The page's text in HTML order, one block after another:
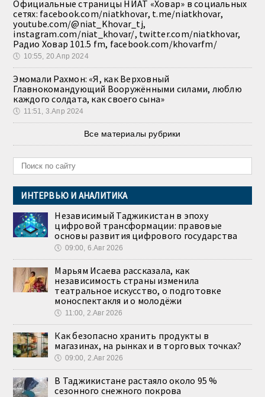
Официальные страницы НИАТ «Ховар» в социальных
сетях: facebook.com/niatkhovar, t.me/niatkhovar,
youtube.com/@niat_Khovar_tj,
instagram.com/niat_khovar/, twitter.com/niatkhovar,
Радио Ховар 101.5 fm, facebook.com/khovarfm/
🕔 10:55, 20.Апр 2024
Эмомали Рахмон: «Я, как Верховный
Главнокомандующий Вооружёнными силами, люблю
каждого солдата, как своего сына»
🕔 11:51, 3.Апр 2024
Все материалы рубрики
ИНТЕРВЬЮ И АНАЛИТИКА
Независимый Таджикистан в эпоху
цифровой трансформации: правовые
основы развития цифрового государства
🕔 09:00, 6.Авг 2026
Марьям Исаева рассказала, как
независимость страны изменила
театральное искусство, о подготовке
моноспектакля и о молодёжи
🕔 11:00, 2.Авг 2026
Как безопасно хранить продукты в
магазинах, на рынках и в торговых точках?
🕔 09:00, 2.Авг 2026
В Таджикистане растаяло около 95 %
сезонного снежного покрова